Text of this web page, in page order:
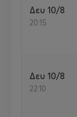
Δευ 10/8
20:15
Δευ 10/8
22:10